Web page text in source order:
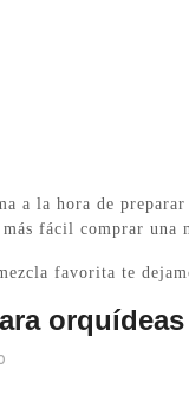
a la hora de
fácil comprar una
favorita te